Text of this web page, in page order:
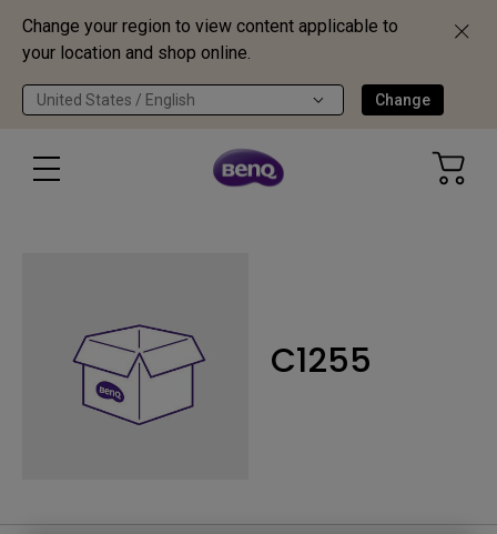
Change your region to view content applicable to
your location and shop online.
United States / English Change
C1255